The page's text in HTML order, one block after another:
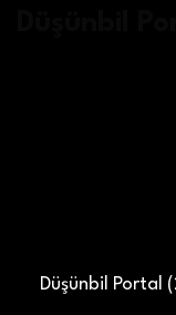
Düşünbil Portal